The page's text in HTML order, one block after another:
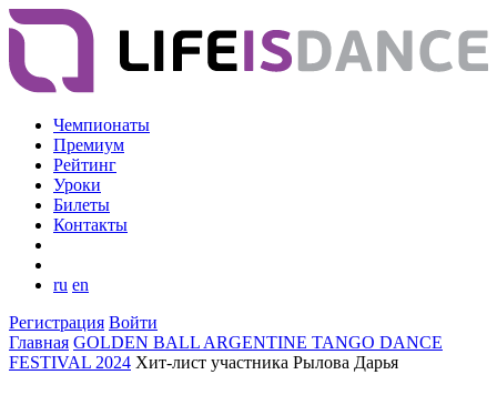
Чемпионаты
Премиум
Рейтинг
Уроки
Билеты
Контакты
ru en
Регистрация Войти
Главная GOLDEN BALL ARGENTINE TANGO DANCE
FESTIVAL 2024 Хит-лист участника Рылова Дарья